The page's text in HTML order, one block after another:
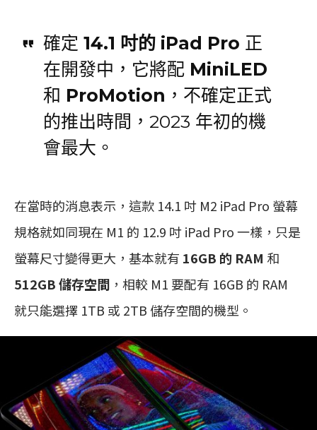
確定 14.1 吋的 iPad Pro 正
在開發中，它將配 MiniLED
和 ProMotion ，不確定正式
的推出時間，2023 年初的機
會最大。
在當時的消息表示，這款 14.1 吋 M2 iPad Pro 螢幕
規格就如同現在 M1 的 12.9 吋 iPad Pro 一樣，只是
螢幕尺寸變得更大，基本就有 16GB 的 RAM 和
512GB 儲存空間 ，相較 M1 要配有 16GB 的 RAM
就只能選擇 1TB 或 2TB 儲存空間的機型。